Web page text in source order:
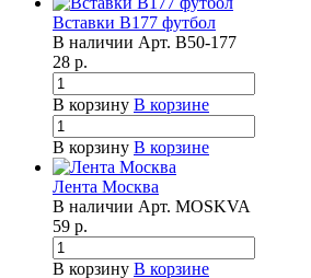
Вставки B177 футбол
В наличии Арт. B50-177
28 р.
В корзину В корзине
В корзину В корзине
Лента Москва
В наличии Арт. MOSKVA
59 р.
В корзину В корзине